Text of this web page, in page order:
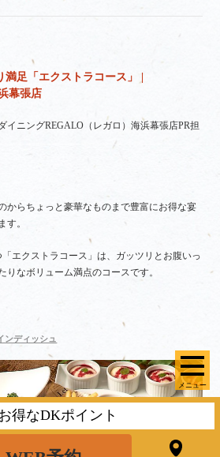
メニュー
足「エクストラコース」 |
幕張店
イニングREGALO（レガロ）海浜幕張店PR担
からちょっと豪華なものまで豊富にお得な宴
す。
エクストラコース」は、ガッツリとお腹いっ
りなボリューム満点のコースです。
ンディッシュ
得なDKポイント